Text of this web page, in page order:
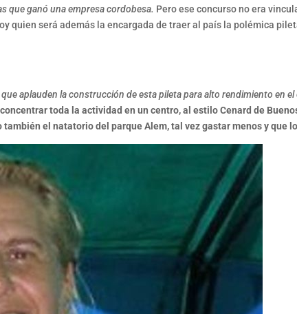
que ganó una empresa cordobesa. Pero ese concurso no era
quien será además la encargada de traer al país la polémica
aplauden la construcción de esta pileta para alto rendimiento en
toda la actividad en un centro, al estilo Cenard de
el natatorio del parque Alem, tal vez gastar menos y que